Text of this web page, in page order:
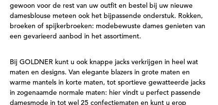
gewoon voor de rest van uw outfit en bestel bij uw nieuwe
damesblouse meteen ook het bijpassende onderstuk. Rokken,
broeken of spijkerbroeken: modebewuste dames genieten van
een gevarieerd aanbod in het assortiment.
Bij GOLDNER kunt u ook knappe jacks verkrijgen in heel wat
maten en designs. Van elegante blazers in grote maten en
warme mantels in korte maten, tot sportieve gewatteerde jacks
in zogenaamde normale maten: hier vindt u perfect passende
damesmode in tot wel 25 confectiematen en kunt u erop